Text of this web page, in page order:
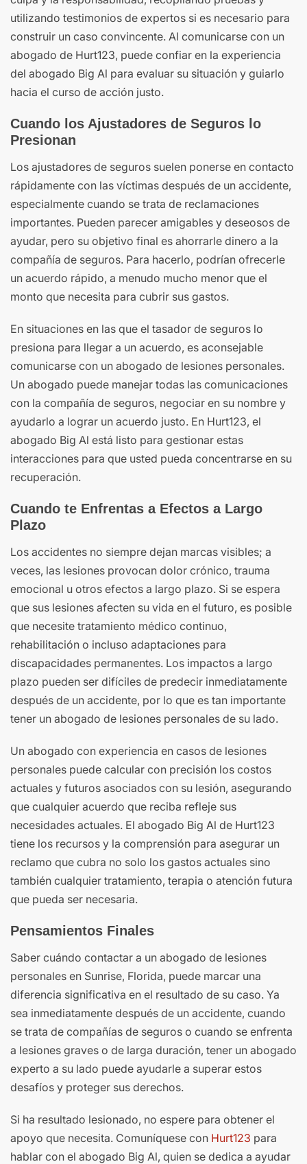
utilizando testimonios de expertos si es necesario para
construir un caso convincente. Al comunicarse con un
abogado de Hurt123, puede confiar en la experiencia
del abogado Big Al para evaluar su situación y guiarlo
hacia el curso de acción justo.
Cuando los Ajustadores de Seguros lo
Presionan
Los ajustadores de seguros suelen ponerse en contacto
rápidamente con las víctimas después de un accidente,
especialmente cuando se trata de reclamaciones
importantes. Pueden parecer amigables y deseosos de
ayudar, pero su objetivo final es ahorrarle dinero a la
compañía de seguros. Para hacerlo, podrían ofrecerle
un acuerdo rápido, a menudo mucho menor que el
monto que necesita para cubrir sus gastos.
En situaciones en las que el tasador de seguros lo
presiona para llegar a un acuerdo, es aconsejable
comunicarse con un abogado de lesiones personales.
Un abogado puede manejar todas las comunicaciones
con la compañía de seguros, negociar en su nombre y
ayudarlo a lograr un acuerdo justo. En Hurt123, el
abogado Big Al está listo para gestionar estas
interacciones para que usted pueda concentrarse en su
recuperación.
Cuando te Enfrentas a Efectos a Largo
Plazo
Los accidentes no siempre dejan marcas visibles; a
veces, las lesiones provocan dolor crónico, trauma
emocional u otros efectos a largo plazo. Si se espera
que sus lesiones afecten su vida en el futuro, es posible
que necesite tratamiento médico continuo,
rehabilitación o incluso adaptaciones para
discapacidades permanentes. Los impactos a largo
plazo pueden ser difíciles de predecir inmediatamente
después de un accidente, por lo que es tan importante
tener un abogado de lesiones personales de su lado.
Un abogado con experiencia en casos de lesiones
personales puede calcular con precisión los costos
actuales y futuros asociados con su lesión, asegurando
que cualquier acuerdo que reciba refleje sus
necesidades actuales. El abogado Big Al de Hurt123
tiene los recursos y la comprensión para asegurar un
reclamo que cubra no solo los gastos actuales sino
también cualquier tratamiento, terapia o atención futura
que pueda ser necesaria.
Pensamientos Finales
Saber cuándo contactar a un abogado de lesiones
personales en Sunrise, Florida, puede marcar una
diferencia significativa en el resultado de su caso. Ya
sea inmediatamente después de un accidente, cuando
se trata de compañías de seguros o cuando se enfrenta
a lesiones graves o de larga duración, tener un abogado
experto a su lado puede ayudarle a superar estos
desafíos y proteger sus derechos.
Si ha resultado lesionado, no espere para obtener el
apoyo que necesita. Comuníquese con Hurt123 para
hablar con el abogado Big Al, quien se dedica a ayudar